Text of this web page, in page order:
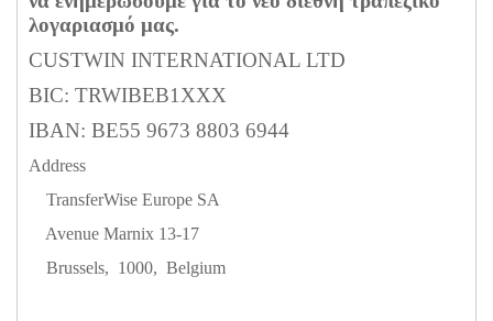
λογαριασμό μας.
CUSTWIN INTERNATIONAL LTD
BIC: TRWIBEB1XXX
IBAN: BE55 9673 8803 6944
Address
TransferWise Europe SA
Avenue Marnix 13-17
Brussels, 1000, Belgium